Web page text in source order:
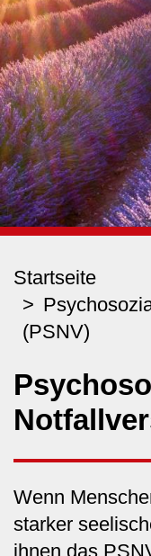
Startseite
(PSNV)
Wenn
starker
ihnen das